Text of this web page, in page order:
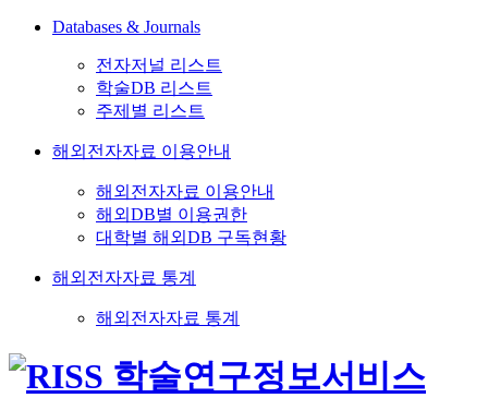
Databases & Journals
전자저널 리스트
학술DB 리스트
주제별 리스트
해외전자자료 이용안내
해외전자자료 이용안내
해외DB별 이용권한
대학별 해외DB 구독현황
해외전자자료 통계
해외전자자료 통계